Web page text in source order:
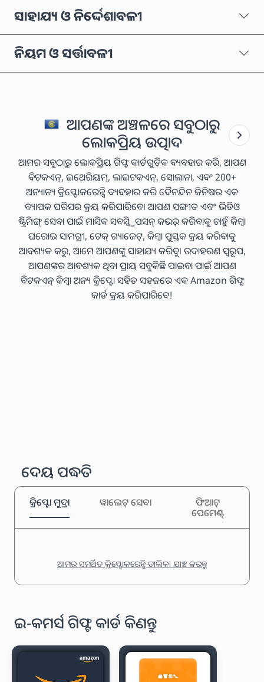
ସାହାଯ୍ୟ ଓ ନିର୍ଦ୍ଦେଶାବଳୀ
ନିୟମ ଓ ସର୍ତ୍ତାବଳୀ
ଆପଣଙ୍କ ଅଞ୍ଚଳରେ ସବୁଠାରୁ
ଲୋକପ୍ରିୟ ଉତ୍ପାଦ
ଆମର ସବୁଠାରୁ ଲୋକପ୍ରିୟ ଗିଫ୍ଟ କାର୍ଡଗୁଡ଼ିକ ବ୍ୟବହାର କରି, ଆପଣ
ବିଟକଏନ୍, ଇଥେରିୟମ୍, ଲାଇଟକଏନ୍, ସୋଲାନା, ଏବଂ 200+
ଅନ୍ୟାନ୍ୟ କ୍ରିପ୍ଟୋକରେନ୍ସି ବ୍ୟବହାର କରି ଦୈନନ୍ଦିନ ଜିନିଷର ଏକ
ବ୍ୟାପକ ପରିସର କ୍ରୟ କରିପାରିବେ। ଆପଣ ସଙ୍ଗୀତ ଏବଂ ଭିଡିଓ
ଷ୍ଟ୍ରିମିଙ୍ଗ୍ ସେବା ପାଇଁ ମାସିକ ସବସ୍କ୍ରିପସନ୍ କଭର୍ କରିବାକୁ ଚାହୁଁ କିମ୍ବା
ଘରୋଇ ସାମଗ୍ରୀ, ଟେକ୍ ଗ୍ୟାଜେଟ୍, କିମ୍ବା ପୁସ୍ତକ କ୍ରୟ କରିବାକୁ
ଆବଶ୍ୟକ କରୁ, ଆମେ ଆପଣଙ୍କୁ ସାହାଯ୍ୟ କରିବୁ। ଉଦାହରଣ ସ୍ୱରୂପ,
ଆପଣଙ୍କର ଆବଶ୍ୟକ ଥିବା ପ୍ରାୟ ସବୁକିଛି ପାଇବା ପାଇଁ ଆପଣ
ବିଟକଏନ୍ କିମ୍ବା ଅନ୍ୟ କ୍ରିପ୍ଟୋ ସହିତ ସହଜରେ ଏକ Amazon ଗିଫ୍ଟ
କାର୍ଡ କ୍ରୟ କରିପାରିବେ!
ଦେୟ ପଦ୍ଧତି
କ୍ରିପ୍ଟୋ ମୁଦ୍ରା ୱାଲେଟ୍ ସେବା
ଫିଆଟ୍
ପେମେଣ୍ଟ୍
ଆମର ସମର୍ଥିତ କ୍ରିପ୍ଟୋକରେନ୍ସି ତାଲିକା ଯାଞ୍ଚ କରନ୍ତୁ
ଇ-କମର୍ସ ଗିଫ୍ଟ କାର୍ଡ କିଣନ୍ତୁ